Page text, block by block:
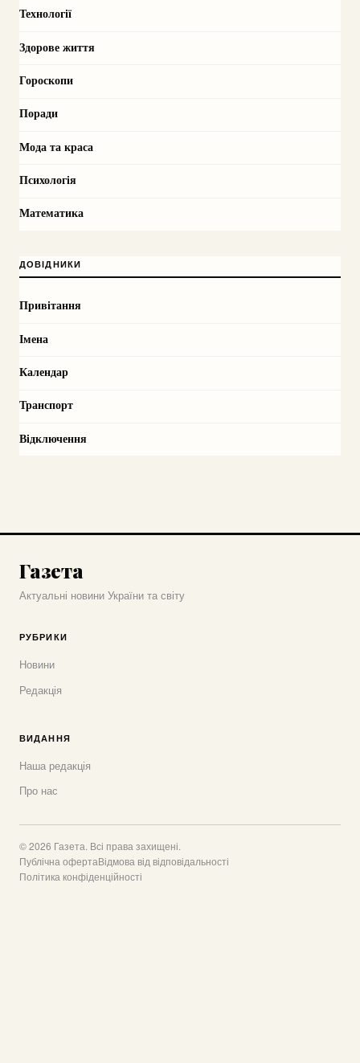
Технології
Здорове життя
Гороскопи
Поради
Мода та краса
Психологія
Математика
ДОВІДНИКИ
Привітання
Імена
Календар
Транспорт
Відключення
Газета
Актуальні новини України та світу
РУБРИКИ
Новини
Редакція
ВИДАННЯ
Наша редакція
Про нас
© 2026 Газета. Всі права захищені.
Публічна офертаВідмова від відповідальності
Політика конфіденційності